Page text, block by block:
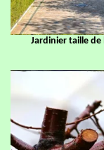
Jardinier taille de